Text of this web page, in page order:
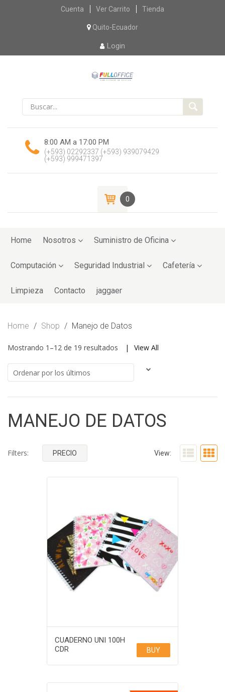
Skip
content
Cuenta Ver Carrito Tienda
Quito-Ecuador
Login
8:00 AM a 17:00 PM
(+593) 02292337 (+593) 939079429
(+593) 999471397
0
toHome Nosotros Suministro de Oficina
Computación Seguridad Industrial Cafetería
Limpieza Contacto jaggaer
Home / Shop / Manejo de Datos
Mostrando 1–12 de 19 resultados View All
MANEJO DE DATOS
View:
Filters: PRECIO
CUADERNO UNI 100H
CDR
BUY